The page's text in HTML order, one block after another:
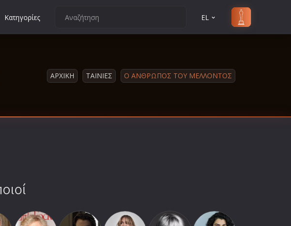
Κατηγορίες EL
ΑΡΧΙΚΗ ΤΑΙΝΙΕΣ Ο ΆΝΘΡΩΠΟΣ ΤΟΥ ΜΕΛΛΟΝΤΟΣ